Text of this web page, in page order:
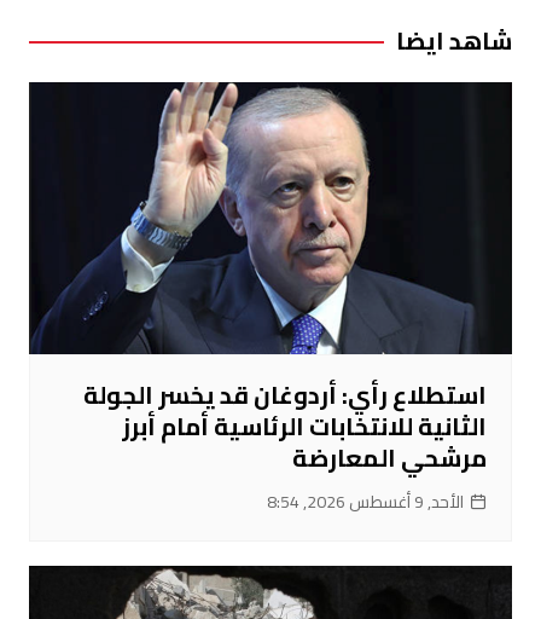
شاهد ايضا
استطلاع رأي: أردوغان قد يخسر الجولة
الثانية للانتخابات الرئاسية أمام أبرز
مرشحي المعارضة
الأحد, 9 أغسطس 2026, 8:54